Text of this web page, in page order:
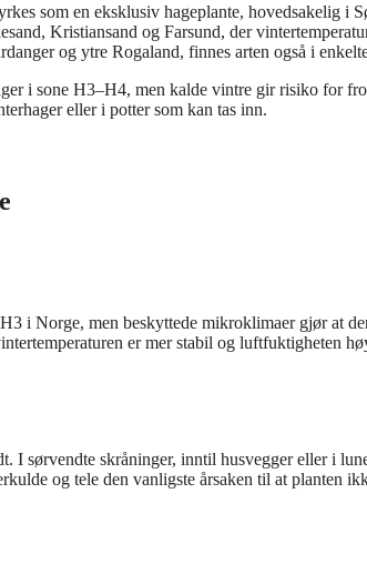
som en eksklusiv hageplante, hovedsakelig i
Kristiansand og Farsund, der
og ytre Rogaland, finnes arten også i
i sone H3–H4, men kalde vintre gir risiko for
eller i potter som kan tas inn.
i Norge, men beskyttede mikroklimaer gjør at
er mer stabil og luftfuktigheten
I sørvendte skråninger, inntil husvegger eller i
og tele den vanligste årsaken til at planten